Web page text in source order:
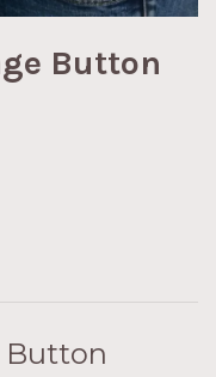
Button
Button